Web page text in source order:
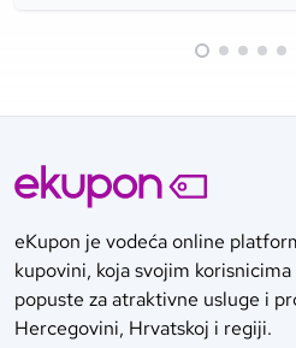
eKupon je vodeća online
kupovini, koja svojim
popuste za atraktivne usluge i
Hercegovini, Hrvatskoj i regiji.